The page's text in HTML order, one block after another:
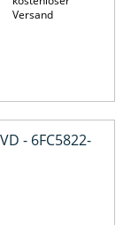
Versand